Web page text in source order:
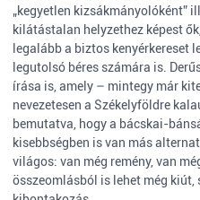
„kegyetlen kizsákmányolóként”
kilátástalan helyzethez képest
legalább a biztos kenyérkereset
legutolsó béres számára is.
írása is, amely – mintegy már
nevezetesen a Székelyföldre
bemutatva, hogy a bácskai-
kisebbségben is van más
világos: van még remény, van
összeomlásból is lehet még